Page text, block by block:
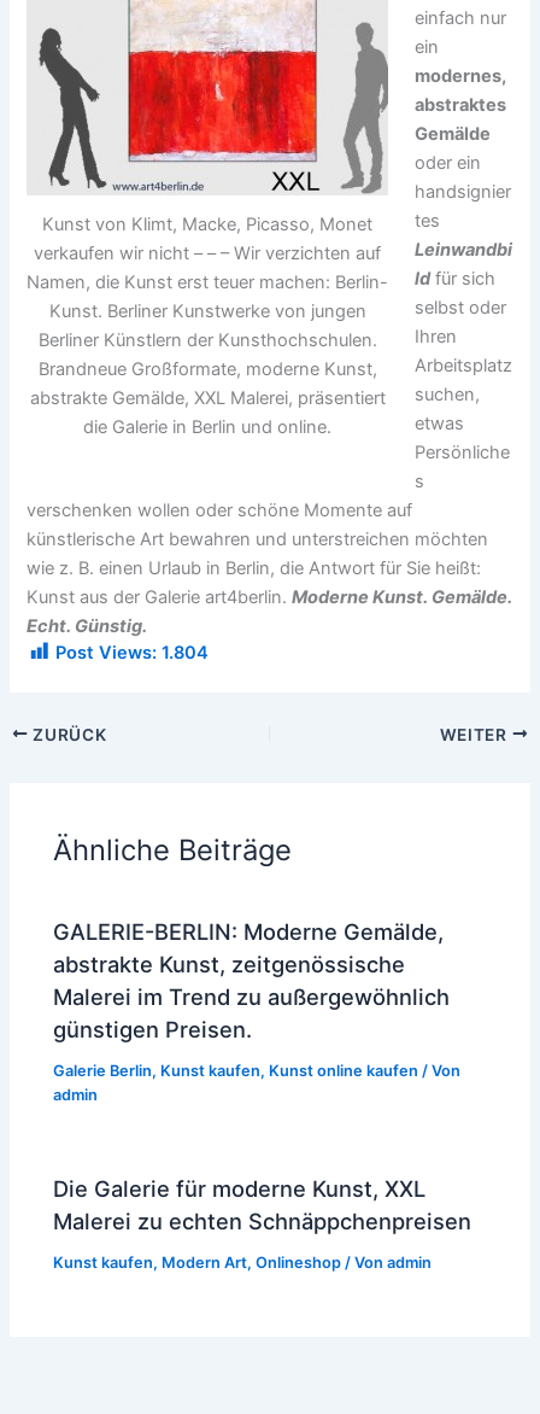
Kunst von Klimt, Macke, Picasso, Monet
verkaufen wir nicht – – – Wir verzichten auf
Namen, die Kunst erst teuer machen: Berlin-
Kunst. Berliner Kunstwerke von jungen
Berliner Künstlern der Kunsthochschulen.
Brandneue Großformate, moderne Kunst,
abstrakte Gemälde, XXL Malerei, präsentiert
die Galerie in Berlin und online.
einfach nur
ein
modernes,
abstraktes
Gemälde
oder ein
handsignier
tes
Leinwandbi
ldfür sich
selbst oder
Ihren
Arbeitsplatz
suchen,
etwas
Persönliche
s
verschenken wollen oder schöne Momente auf
künstlerische Art bewahren und unterstreichen möchten
wie z. B. einen Urlaub in Berlin, die Antwort für Sie heißt:
Kunst aus der Galerie art4berlin.Moderne Kunst. Gemälde.
Echt. Günstig.
Post Views: 1.804
ZURÜCK WEITER
Ähnliche Beiträge
GALERIE-BERLIN: Moderne Gemälde,
abstrakte Kunst, zeitgenössische
Malerei im Trend zu außergewöhnlich
günstigen Preisen.
Galerie Berlin, Kunst kaufen, Kunst online kaufen / Von
admin
Die Galerie für moderne Kunst, XXL
Malerei zu echten Schnäppchenpreisen
Kunst kaufen, Modern Art,Onlineshop / Vonadmin